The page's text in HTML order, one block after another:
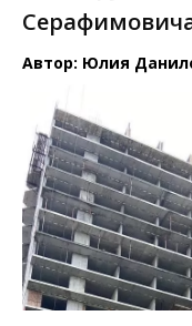
Автор: Юлия